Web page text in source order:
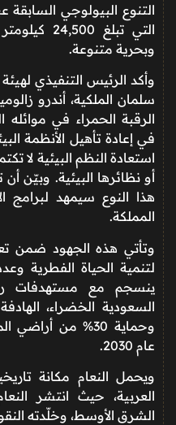
التنوع البيولوجي
التي تبلغ
وبحرية متنوعة.
وأكد الرئيس التنفيذي
سلمان الملكية، أندرو
الرقبة الحمراء في
في إعادة تأهيل الأنظمة
استعادة النظم البيئية لا
أو نظائرها البيئية.
هذا النوع سيمهد لبرامج
المملكة.
وتأتي هذه الجهود ضمن
لتنمية الحياة الفطرية
السعودية الخضراء،
وحماية 30% من
عام 2030.
ويحمل النعام مكانة
العربية، حيث انتشر
الشرق الأوسط، وخلّدته